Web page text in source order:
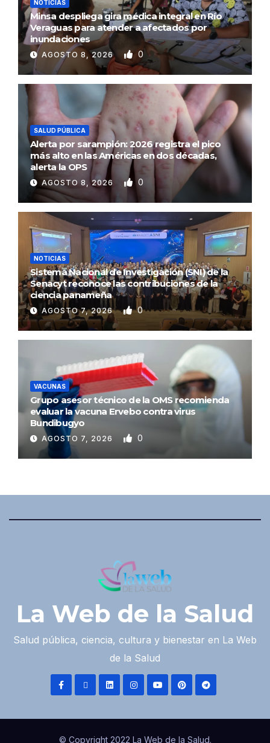
NOTICIAS
Minsa despliega gira médica integral en Río
Veraguas para atender a afectados por
inundaciones
AGOSTO 8, 2026 0
SALUD PÚBLICA
Alerta por sarampión: 2026 registra el pico
más alto en las Américas en dos décadas,
alerta la OPS
AGOSTO 8, 2026 0
NOTICIAS
Sistema Nacional de Investigación (SNI) de la
Senacyt reconoce las contribuciones de la
ciencia panameña
AGOSTO 7, 2026 0
VACUNAS
Grupo asesor técnico de la OMS recomienda
evaluar la vacuna Ervebo contra virus
Bundibugyo
AGOSTO 7, 2026 0
La Web de la Salud
Salud pública, ciencia, cultura y bienestar en La Web
de la Salud
© Copyright 2022 La Web de la Salud.